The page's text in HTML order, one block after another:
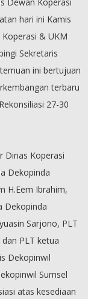
hari ini Kamis
& UKM
Sekretaris
ini bertujuan
terbaru
27-30
Dinas Koperasi
Dekopinda
H.Eem Ibrahim,
Dekopinda
Sarjono, PLT
PLT ketua
Dekopinwil
Sumsel
atas kesediaan